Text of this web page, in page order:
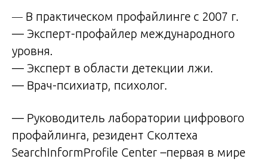
— В практическом профайлинге с 2007 г.
— Эксперт-профайлер международного
уровня.
— Эксперт в области детекции лжи.
— Врач-психиатр, психолог.
— Руководитель лаборатории цифрового
профайлинга, резидент Сколтеха
SearchInformProfile Center –первая в мире